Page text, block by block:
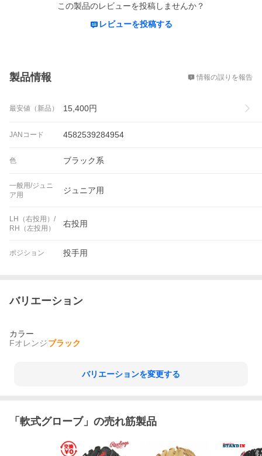
この製品のレビューを投稿しませんか？
レビューを投稿する
製品情報 情報の誤りを報告
最安値（新品） 15,400円
JANコード 4582539284954
色 ブラック系
一般用/ジュニ
ア用
ジュニア用
LH（右投用）/
RH（左投用）
右投用
ポジション 投手用
バリエーション
カラー
Fオレンジブラック
バリエーションを変更する
「 軟式グローブ」の売れ筋製品